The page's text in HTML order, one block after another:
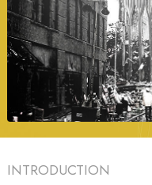
INTRODUCTION